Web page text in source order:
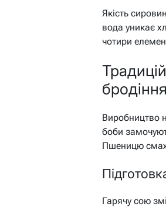
Якість
вода уникає
чотири
бродіння
Виробництво
боби
Пшеницю
Гарячу сою